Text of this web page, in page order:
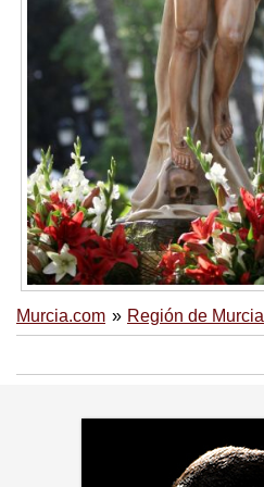
Murcia.com Región de Murcia